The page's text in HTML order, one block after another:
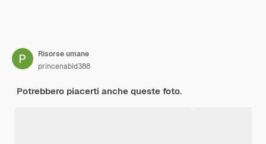
Risorse umane
princenabid388
Potrebbero piacerti anche queste foto.